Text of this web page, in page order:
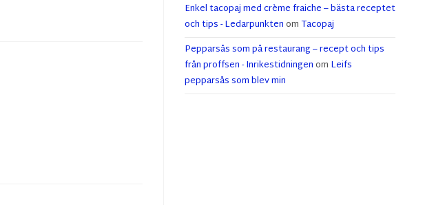
Enkel tacopaj med crème fraiche – bästa receptet
och tips - LedarpunktenomTacopaj
Pepparsås som på restaurang – recept och tips
från proffsen - Inrikestidningenom Leifs
pepparsås som blev min